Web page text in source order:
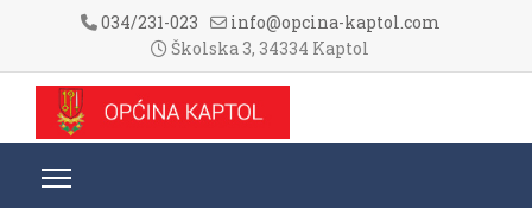
034/231-023
info@opcina-kaptol.com
Školska 3, 34334 Kaptol